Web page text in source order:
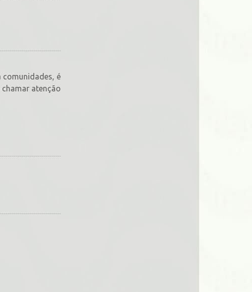
comunidades, é
atenção